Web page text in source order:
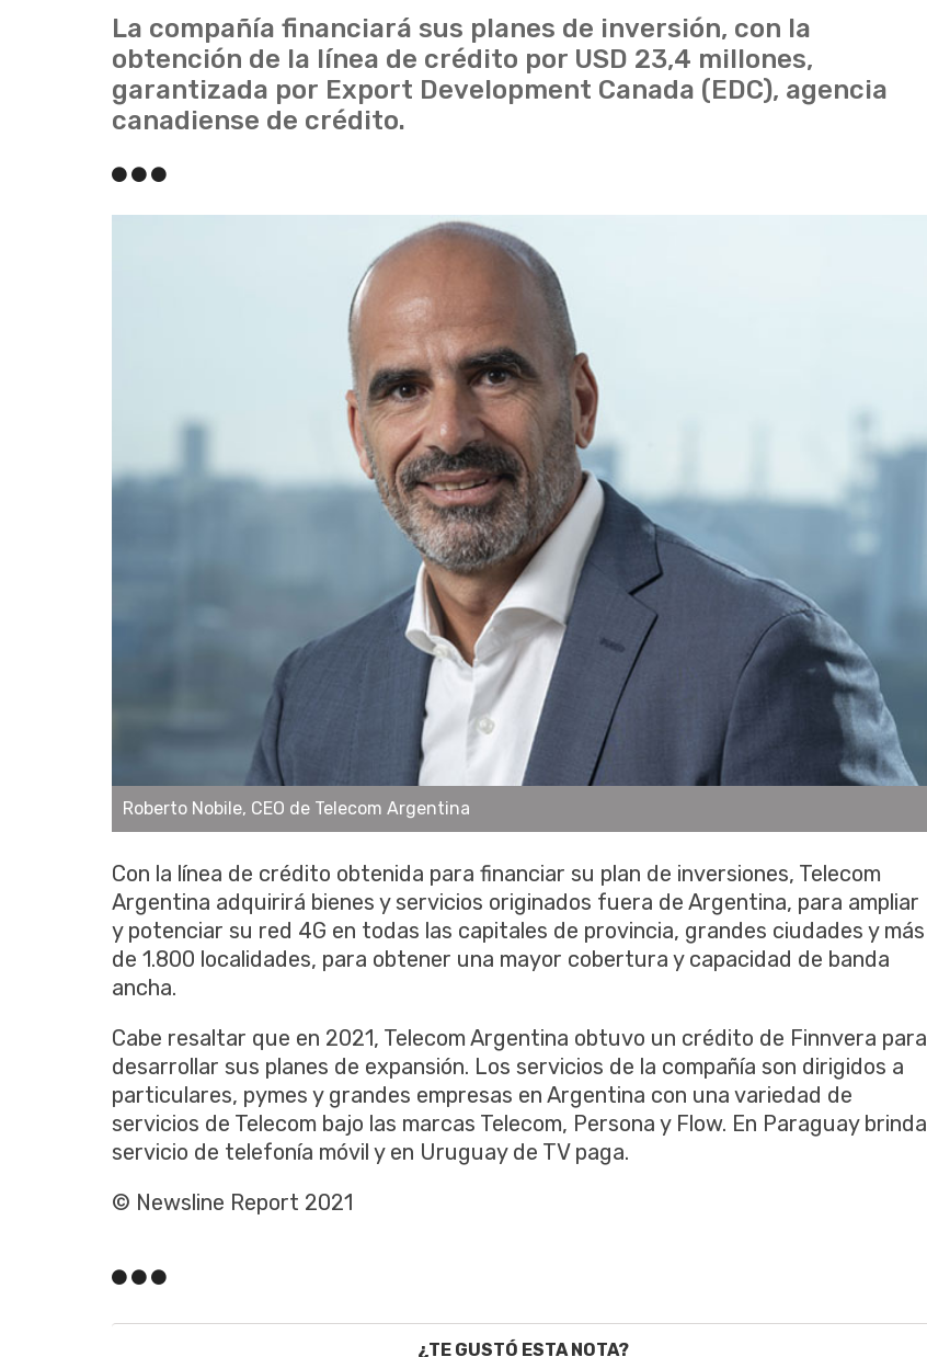
La compañía financiará sus planes de inversión, con la
obtención de la línea de crédito por USD 23,4 millones,
garantizada por Export Development Canada (EDC), agencia
canadiense de crédito.
Roberto Nobile, CEO de Telecom Argentina
Con la línea de crédito obtenida para financiar su plan de inversiones, Telecom
Argentina adquirirá bienes y servicios originados fuera de Argentina, para ampliar
y potenciar su red 4G en todas las capitales de provincia, grandes ciudades y más
de 1.800 localidades, para obtener una mayor cobertura y capacidad de banda
ancha.
Cabe resaltar que en 2021, Telecom Argentina obtuvo un crédito de Finnvera para
desarrollar sus planes de expansión. Los servicios de la compañía son dirigidos a
particulares, pymes y grandes empresas en Argentina con una variedad de
servicios de Telecom bajo las marcas Telecom, Persona y Flow. En Paraguay brinda
servicio de telefonía móvil y en Uruguay de TV paga.
© Newsline Report 2021
¿TE GUSTÓ ESTA NOTA?